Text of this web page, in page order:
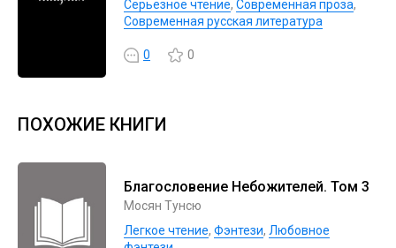
Серьезное чтение, Современная проза,
Современная русская литература
0 0
ПОХОЖИЕ КНИГИ
Благословение Небожителей. Том 3
Мосян Тунсю
Легкое чтение, Фэнтези, Любовное